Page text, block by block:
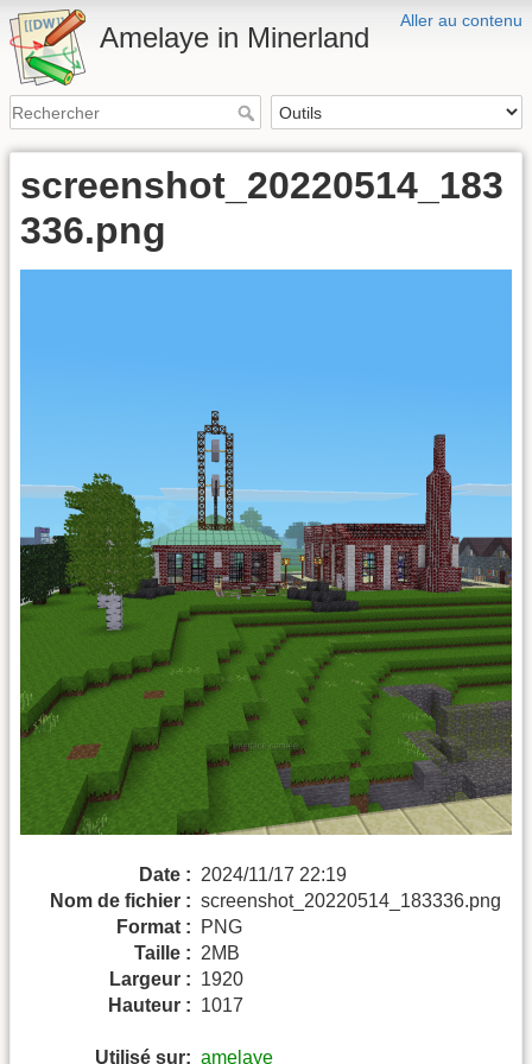
Aller au contenu
Amelaye in Minerland
screenshot_20220514_183
336.png
Date : 2024/11/17 22:19
Nom de fichier : screenshot_20220514_183336.png
Format :
PNG
Taille : 2MB
Largeur : 1920
Hauteur : 1017
Utilisé sur: amelaye